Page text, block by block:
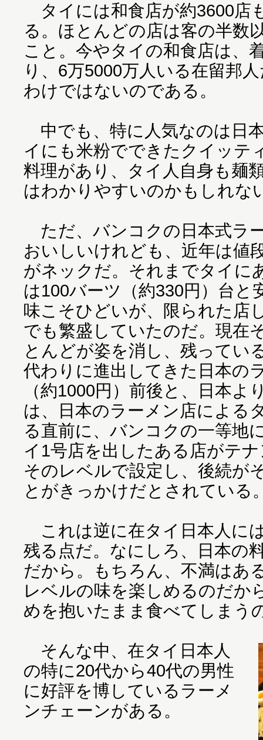
タイには和食店が約3600店
る。ほとんどの店は客の半数
こと。今やタイの和食店は、
り、6万5000万人いる在留邦
わけではないのである。
中でも、特に人気なのは日
イにも米粉でできたクイッテ
料理があり、タイ人自身も麺
はわかりやすいのかもしれな
ただ、バンコクの日本式ラ
おいしいけれども、近年は値
がネックだ。それまでタイに
は100バーツ（約330円）台と
味こそひどいが、限られた店
でも繁盛していたのだ。現在
とんどが姿を消し、残ってい
代わりに進出してきた日本の
（約1000円）前後と、日本よ
は、日本のラーメン店による
る直前に、バンコクの一等地
イ1号店を出したある店がテ
そのレベルで設定し、後続が
とがきっかけだとされている
これは逆に在タイ日本人に
残る点だ。なにしろ、日本の
だから。もちろん、不満はあ
レベルの味を楽しめるのだか
めを抱いたまま食べてしま
そんな中、在タイ日本人
の特に20代から40代の男性
に好評を博しているラーメ
ンチェーンがある。